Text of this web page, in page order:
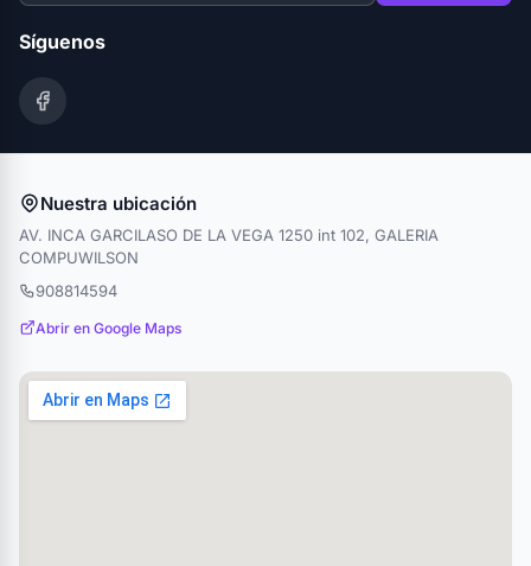
Síguenos
Nuestra ubicación
AV. INCA GARCILASO DE LA VEGA 1250 int 102, GALERIA
COMPUWILSON
908814594
Abrir en Google Maps